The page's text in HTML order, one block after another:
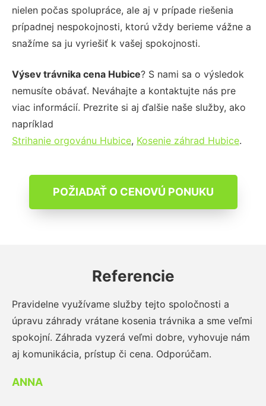
nielen počas spolupráce, ale aj v prípade riešenia
prípadnej nespokojnosti, ktorú vždy berieme vážne a
snažíme sa ju vyriešiť k vašej spokojnosti.
Výsev trávnika cena Hubice? S nami sa o výsledok
nemusíte obávať. Neváhajte a kontaktujte nás pre
viac informácií. Prezrite si aj ďalšie naše služby, ako
napríklad
Strihanie orgovánu Hubice, Kosenie záhrad Hubice.
POŽIADAŤ O CENOVÚ PONUKU
Referencie
Pravidelne využívame služby tejto spoločnosti a
úpravu záhrady vrátane kosenia trávnika a sme veľmi
spokojní. Záhrada vyzerá veľmi dobre, vyhovuje nám
aj komunikácia, prístup či cena. Odporúčam.
ANNA